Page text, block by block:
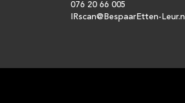
076 20 66 005
IRscan@BespaarEtten-Leur.nl